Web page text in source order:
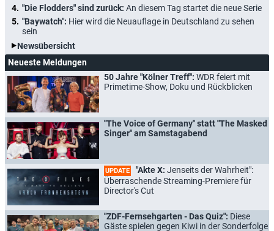
"Die Flodders" sind zurück: An diesem Tag startet die neue Serie
"Baywatch": Hier wird die Neuauflage in Deutschland zu sehen
sein
Newsübersicht
Neueste Meldungen
50 Jahre "Kölner Treff": WDR feiert mit
Primetime-Show, Doku und Rückblicken
"The Voice of Germany" statt "The Masked
Singer" am Samstagabend
UPDATE "Akte X: Jenseits der Wahrheit":
Überraschende Streaming-Premiere für
Director's Cut
"ZDF-Fernsehgarten - Das Quiz": Diese
Gäste spielen gegen Kiwi in der Sonderfolge